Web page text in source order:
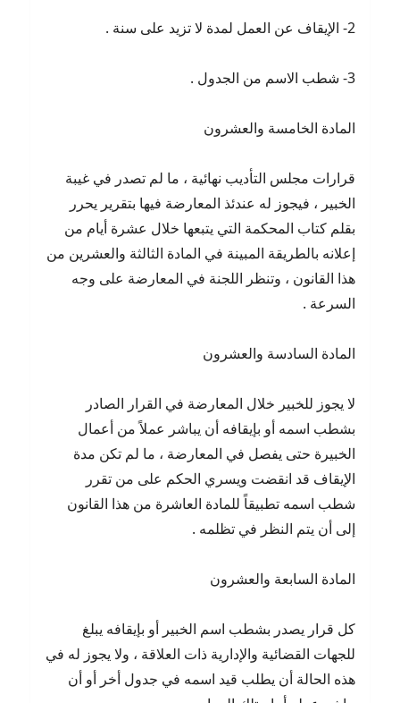
2- الإيقاف عن العمل لمدة لا تزيد على سنة .
3- شطب الاسم من الجدول .
المادة الخامسة والعشرون
قرارات مجلس التأديب نهائية ، ما لم تصدر في غيبة
الخبير ، فيجوز له عندئذ المعارضة فيها بتقرير يحرر
بقلم كتاب المحكمة التي يتبعها خلال عشرة أيام من
إعلانه بالطريقة المبينة في المادة الثالثة والعشرين من
هذا القانون ، وتنظر اللجنة في المعارضة على وجه
السرعة .
المادة السادسة والعشرون
لا يجوز للخبير خلال المعارضة في القرار الصادر
بشطب اسمه أو بإيقافه أن يباشر عملاً من أعمال
الخبيرة حتى يفصل في المعارضة ، ما لم تكن مدة
الإيقاف قد انقضت ويسري الحكم على من تقرر
شطب اسمه تطبيقاً للمادة العاشرة من هذا القانون
إلى أن يتم النظر في تظلمه .
المادة السابعة والعشرون
كل قرار يصدر بشطب اسم الخبير أو بإيقافه يبلغ
للجهات القضائية والإدارية ذات العلاقة ، ولا يجوز له في
هذه الحالة أن يطلب قيد اسمه في جدول أخر أو أن